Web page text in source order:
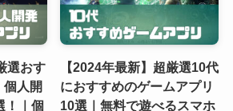
選おす
人開
！｜個
【2024年最新】超厳選10代
におすすめのゲームアプリ
10選｜無料で遊べるスマホ